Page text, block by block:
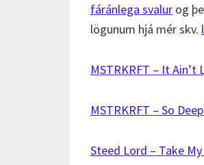
fáránlega svalur og
lögunum hjá mér skv.
MSTRKRFT – It
MSTRKRFT – So
Steed Lord – Take